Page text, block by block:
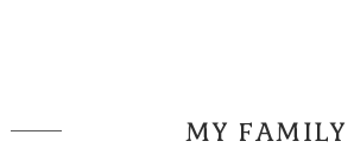
MY FAMILY